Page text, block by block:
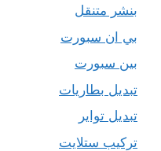
بنشر متنقل
بي ان سبورت
بين سبورت
تبديل بطاريات
تبديل تواير
تركيب ستلايت